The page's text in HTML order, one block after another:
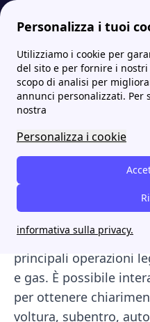
Personalizza i tuoi
Utilizziamo i cookie per
del sito e per fornire i nostri
scopo di analisi per
annunci personalizzati. Per
nostra
Personalizza i cookie
informativa sulla privacy.
Papernest.it MoreSpigas
Spigas
contatti e
clienti
Il Numero Verde di
venerdì, dalle 08:30
clienti possono
principali operazioni
e gas. È possibile
per ottenere
voltura, subentro,